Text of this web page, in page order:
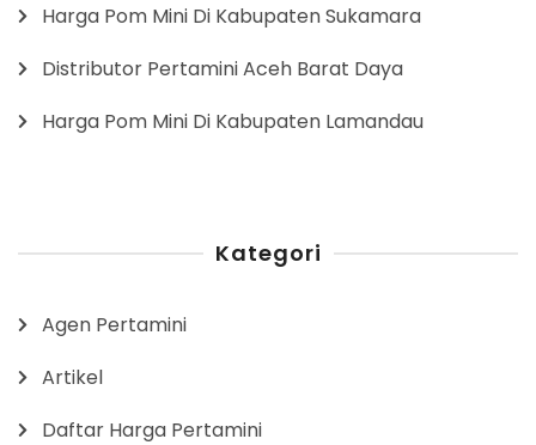
Harga Pom Mini Di Kabupaten Sukamara
Distributor Pertamini Aceh Barat Daya
Harga Pom Mini Di Kabupaten Lamandau
Kategori
Agen Pertamini
Artikel
Daftar Harga Pertamini